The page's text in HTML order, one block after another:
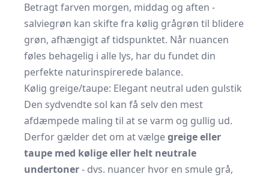
Betragt farven morgen, middag og aften -
salviegrøn kan skifte fra kølig grågrøn til blidere
grøn, afhængigt af tidspunktet. Når nuancen
føles behagelig i alle lys, har du fundet din
perfekte naturinspirerede balance.
Kølig greige/taupe: Elegant neutral uden gulstik
Den sydvendte sol kan få selv den mest
afdæmpede maling til at se varm og gullig ud.
Derfor gælder det om at vælgegreige eller
taupe med kølige eller helt neutrale
undertoner- dvs. nuancer hvor en smule grå,